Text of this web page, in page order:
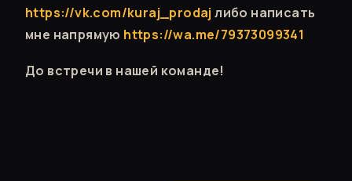
https://vk.com/kuraj_prodaj либо написать
мне напрямую https://wa.me/79373099341
До встречи в нашей команде!